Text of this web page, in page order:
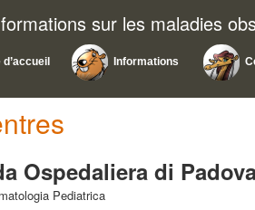
sur les maladies
d’accueil Informations
Ospedaliera di
Pediatrica